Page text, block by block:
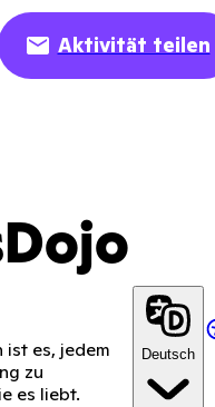
Aktivität teilen
ist es, jedem
zu
es liebt.
Deutsch